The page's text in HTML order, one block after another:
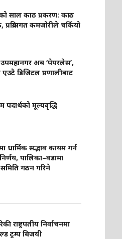
साल काठ प्रकरण: काठ
कमजोरीले चर्कियो
अब ‘पेपरलेस’,
डिजिटल प्रणालीबाट
पदार्थको मूल्यवृद्धि
धार्मिक सद्भाव कायम गर्न
पालिका–वडामा
गठन गरिने
राष्ट्रपतीय निर्वाचनमा
ट्रम्प बिजयी